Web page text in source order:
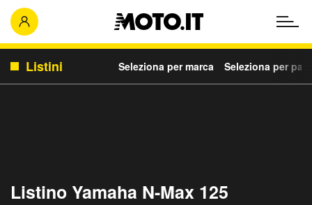
Listini Seleziona per marca Seleziona per
Listino Yamaha N-Max 125